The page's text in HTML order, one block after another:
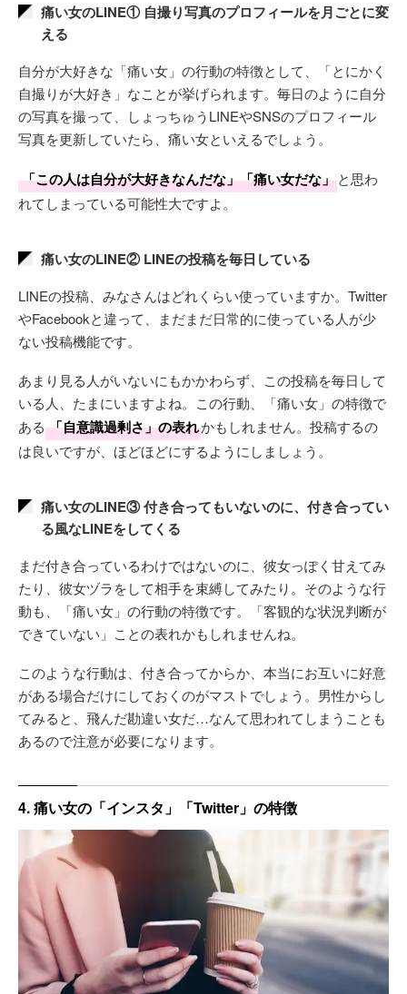
痛い女のLINE① 自撮り写真のプロフィールを月ごとに変
える
自分が大好きな「痛い女」の行動の特徴として、「とにかく
自撮りが大好き」なことが挙げられます。毎日のように自分
の写真を撮って、しょっちゅうLINEやSNSのプロフィール
写真を更新していたら、痛い女といえるでしょう。
「この人は自分が大好きなんだな」「痛い女だな」と思わ
れてしまっている可能性大ですよ。
痛い女のLINE② LINEの投稿を毎日している
LINEの投稿、みなさんはどれくらい使っていますか。Twitter
やFacebookと違って、まだまだ日常的に使っている人が少
ない投稿機能です。
あまり見る人がいないにもかかわらず、この投稿を毎日して
いる人、たまにいますよね。この行動、「痛い女」の特徴で
ある 「自意識過剰さ」の表れかもしれません。投稿するの
は良いですが、ほどほどにするようにしましょう。
痛い女のLINE③ 付き合ってもいないのに、付き合ってい
る風なLINEをしてくる
まだ付き合っているわけではないのに、彼女っぽく甘えてみ
たり、彼女ヅラをして相手を束縛してみたり。そのような行
動も、「痛い女」の行動の特徴です。「客観的な状況判断が
できていない」ことの表れかもしれませんね。
このような行動は、付き合ってからか、本当にお互いに好意
がある場合だけにしておくのがマストでしょう。男性からし
てみると、飛んだ勘違い女だ…なんて思われてしまうことも
あるので注意が必要になります。
4. 痛い女の「インスタ」「Twitter」の特徴